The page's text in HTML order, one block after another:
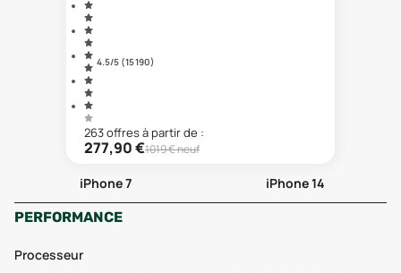
4.5/5 (15 190)
263offresà partir de :
277,90€1019€ neuf
iPhone 7
iPhone 14
PERFORMANCE
Processeur